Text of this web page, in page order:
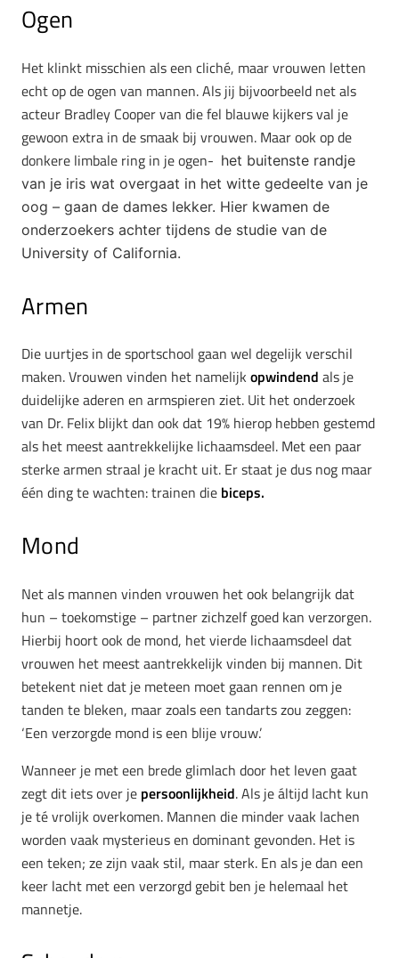
Ogen
Het klinkt misschien als een cliché, maar vrouwen letten
echt op de ogen van mannen. Als jij bijvoorbeeld net als
acteur Bradley Cooper van die fel blauwe kijkers val je
gewoon extra in de smaak bij vrouwen. Maar ook op de
donkere limbale ring in je ogen- het buitenste randje
van je iris wat overgaat in het witte gedeelte van je
oog – gaan de dames lekker. Hier kwamen de
onderzoekers achter tijdens de studie van de
University of California.
Armen
Die uurtjes in de sportschool gaan wel degelijk verschil
maken. Vrouwen vinden het namelijk opwindend als je
duidelijke aderen en armspieren ziet. Uit het onderzoek
van Dr. Felix blijkt dan ook dat 19% hierop hebben gestemd
als het meest aantrekkelijke lichaamsdeel. Met een paar
sterke armen straal je kracht uit. Er staat je dus nog maar
één ding te wachten: trainen die biceps.
Mond
Net als mannen vinden vrouwen het ook belangrijk dat
hun – toekomstige – partner zichzelf goed kan verzorgen.
Hierbij hoort ook de mond, het vierde lichaamsdeel dat
vrouwen het meest aantrekkelijk vinden bij mannen. Dit
betekent niet dat je meteen moet gaan rennen om je
tanden te bleken, maar zoals een tandarts zou zeggen:
‘Een verzorgde mond is een blije vrouw.’
Wanneer je met een brede glimlach door het leven gaat
zegt dit iets over je persoonlijkheid. Als je áltijd lacht kun
je té vrolijk overkomen. Mannen die minder vaak lachen
worden vaak mysterieus en dominant gevonden. Het is
een teken; ze zijn vaak stil, maar sterk. En als je dan een
keer lacht met een verzorgd gebit ben je helemaal het
mannetje.